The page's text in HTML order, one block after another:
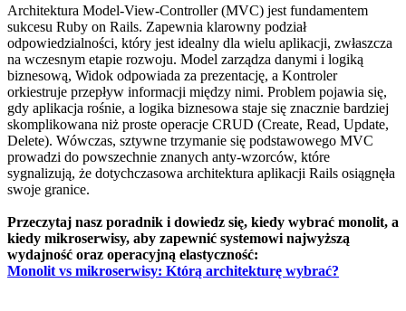
Architektura Model-View-Controller (MVC) jest fundamentem
sukcesu Ruby on Rails. Zapewnia klarowny podział
odpowiedzialności, który jest idealny dla wielu aplikacji, zwłaszcza
na wczesnym etapie rozwoju. Model zarządza danymi i logiką
biznesową, Widok odpowiada za prezentację, a Kontroler
orkiestruje przepływ informacji między nimi. Problem pojawia się,
gdy aplikacja rośnie, a logika biznesowa staje się znacznie bardziej
skomplikowana niż proste operacje CRUD (Create, Read, Update,
Delete). Wówczas, sztywne trzymanie się podstawowego MVC
prowadzi do powszechnie znanych anty-wzorców, które
sygnalizują, że dotychczasowa architektura aplikacji Rails osiągnęła
swoje granice.
Przeczytaj nasz poradnik i dowiedz się, kiedy wybrać monolit, a
kiedy mikroserwisy, aby zapewnić systemowi najwyższą
wydajność oraz operacyjną elastyczność:
Monolit vs mikroserwisy: Którą architekturę wybrać?